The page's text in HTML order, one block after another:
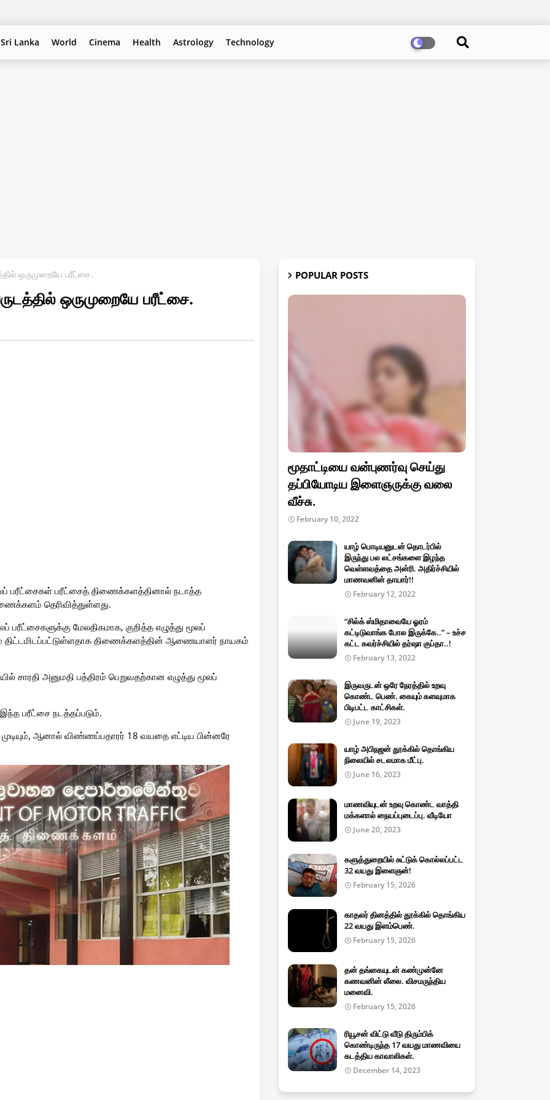
Sri Lanka World Cinema Health Astrology Technology
ஒருமுறையே பரீட்சை.
ஒருமுறையே பரீட்சை.
பரீட்சைகள் பரீட்சைத் திணைக்களத்தினால் நடாத்த
தெரிவித்துள்ளது.
மேலதிகமாக, குறித்த எழுத்து மூலப்
திணைக்களத்தின் ஆணையாளர் நாயகம்
அனுமதி பத்திரம் பெறுவதற்கான எழுத்து மூலப்
பரீட்சை நடத்தப்படும்.
ஆனால் விண்ணப்பதாரர் 18 வயதை எட்டிய பின்னரே
POPULAR POSTS
மூதாட்டியை வன்புணர்வு செய்து
தப்பியோடிய இளைஞருக்கு வலை
வீச்சு.
February 10, 2022
யாழ் பொடியனுடன் தொடர்பில்
இருந்து பல லட்சங்களை இழந்த
வெள்ளவத்தை அன்ரி. அதிர்ச்சியில்
மாணவனின் தாயார்!!
February 12, 2022
“சில்க் ஸ்மிதாவையே ஓரம்
கட்டிடுவாங்க போல இருக்கே..” – உச்ச
கட்ட கவர்ச்சியில் தர்ஷா குப்தா..!
February 13, 2022
இருவருடன் ஒரே நேரத்தில் உறவு
கொண்ட பெண். கையும் களவுமாக
பிடிபட்ட காட்சிகள்.
June 19, 2023
யாழ் அபிநஜன் தூக்கில் தொங்கிய
நிலையில் சடலமாக மீட்பு.
June 16, 2023
மாணவியுடன் உறவு கொண்ட வாத்தி
மக்களால் நையப்புடைப்பு. வீடியோ
June 20, 2023
களுத்துறையில் சுட்டுக் கொல்லப்பட்ட
32 வயது இளைஞன்!
February 15, 2026
காதலர் தினத்தில் தூக்கில் தொங்கிய
22 வயது இளம்பெண்.
February 15, 2026
தன் தங்கையுடன் கண்முன்னே
கணவனின் லீலை. விசமருந்திய
மனைவி.
February 15, 2026
ரியூசன் விட்டு வீடு திரும்பிக்
கொண்டிருந்த 17 வயது மாணவியை
கடத்திய காவாலிகள்.
December 14, 2023